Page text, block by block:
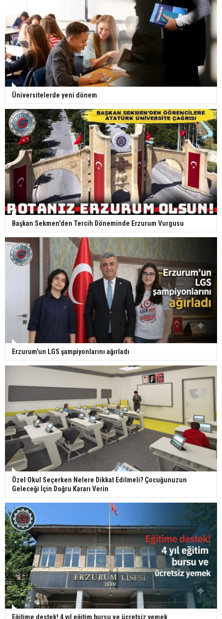
Üniversitelerde yeni dönem
Başkan Sekmen'den Tercih Döneminde Erzurum Vurgusu
Erzurum'un LGS şampiyonlarını ağırladı
Özel Okul Seçerken Nelere Dikkat Edilmeli? Çocuğunuzun
Geleceği İçin Doğru Kararı Verin
Eğitime destek! 4 yıl eğitim bursu ve ücretsiz yemek